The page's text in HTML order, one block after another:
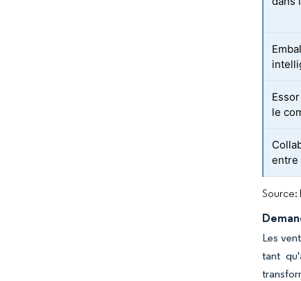
le
entre
Source:
Les
tant